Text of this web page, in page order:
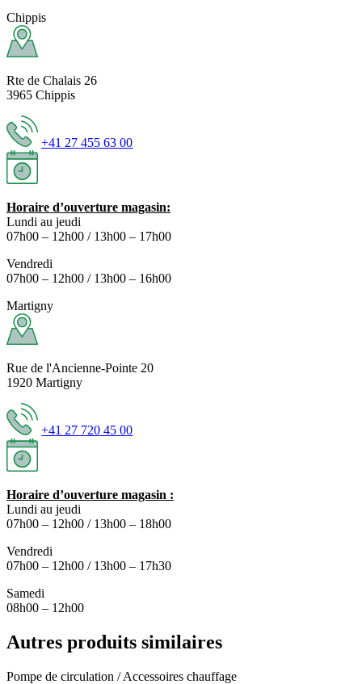
Chippis
Rte de Chalais 26
3965 Chippis
+41 27 455 63 00
Horaire d’ouverture magasin:
Lundi au jeudi
07h00 – 12h00 / 13h00 – 17h00
Vendredi
07h00 – 12h00 / 13h00 – 16h00
Martigny
Rue de l'Ancienne-Pointe 20
1920 Martigny
+41 27 720 45 00
Horaire d’ouverture magasin :
Lundi au jeudi
07h00 – 12h00 / 13h00 – 18h00
Vendredi
07h00 – 12h00 / 13h00 – 17h30
Samedi
08h00 – 12h00
Autres produits similaires
Pompe de circulation / Accessoires chauffage